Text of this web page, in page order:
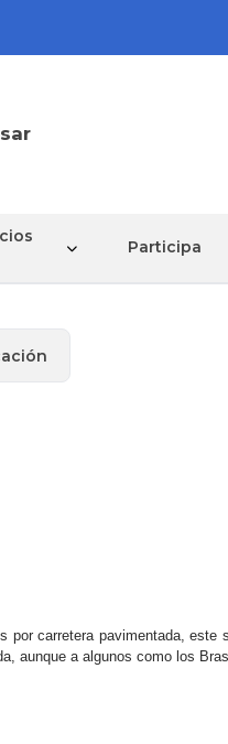
Participa
por carretera pavimentada,
aunque a algunos como los